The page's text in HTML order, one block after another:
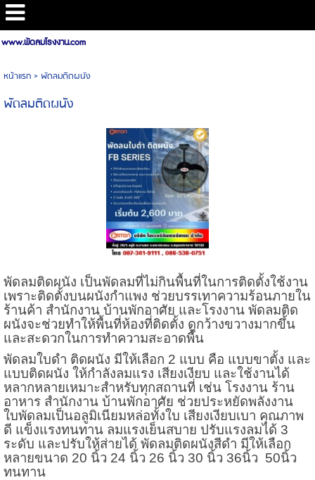
www.พัดลมโรงงาน.com
หน้าแรก> พัดลมติดผนัง
พัดลมติดผนัง
พัดลมติดผนัง เป็นพัดลมที่ไม่กินพื้นที่ในการติดตั้งใช้งาน
เพราะติดตั้งบนผนังกำแพง ช่วยบรรเทาความร้อนภายใน
ร้านค้า สำนักงาน บ้านพักอาศัย และโรงงาน พัดลมติด
ผนังจะช่วยทำให้พื้นที่ห้องที่ติดตั้ง ดูกว้างขวางมากขึ้น
และสะดวกในการทำความสะอาดพื้น
พัดลมใบดำ ติดผนัง มีให้เลือก 2 แบบ คือ แบบขาตั้ง และ
แบบติดผนัง ให้กำลังลมแรง เสียงเงียบ และใช้งานได้
หลากหลายเหมาะสำหรับทุกสถานที่ เช่น โรงงาน ร้าน
อาหาร สำนักงาน บ้านพักอาศัย ช่วยประหยัดพลังงาน
ใบพัดลมเป็นอลูมิเนียมหล่อทั้งใบ เสียงเงียบเบา คุณภาพ
ดี แข็งแรงทนทาน ลมแรงเย็นสบาย ปรับแรงลมได้ 3
ระดับ และปรับให้ส่ายได้ พัดลมติดผนังสีดำ มีให้เลือก
หลายขนาด 20 นิ้ว 24 นิ้ว 26 นิ้ว 30 นิ้ว 36นิ้ว 50นิ้ว
ทนทาน